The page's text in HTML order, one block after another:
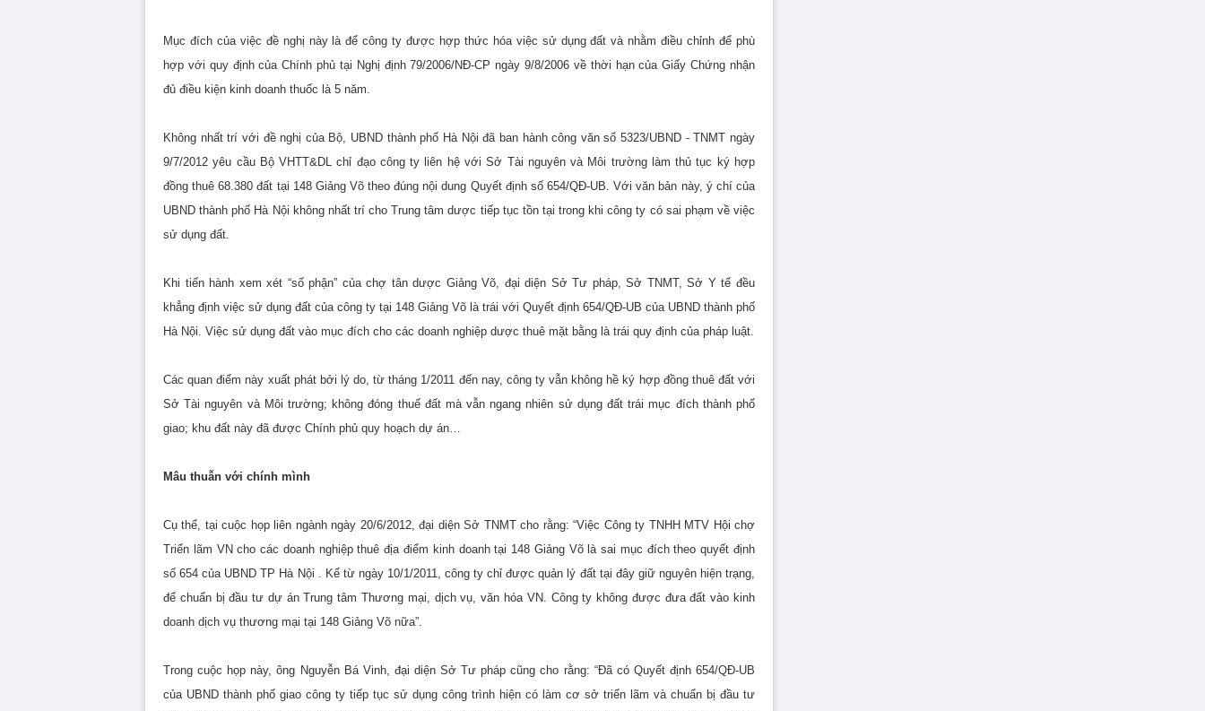
Mục đích của việc đề nghị này là để công ty được hợp thức hóa việc sử dụng đất và nhằm điều chỉnh để phù
hợp với quy định của Chính phủ tại Nghị định 79/2006/NĐ-CP ngày 9/8/2006 về thời hạn của Giấy Chứng nhận
đủ điều kiện kinh doanh thuốc là 5 năm.
Không nhất trí với đề nghị của Bộ, UBND thành phố Hà Nội đã ban hành công văn số 5323/UBND - TNMT ngày
9/7/2012 yêu cầu Bộ VHTT&DL chỉ đạo công ty liên hệ với Sở Tài nguyên và Môi trường làm thủ tục ký hợp
đồng thuê 68.380 đất tại 148 Giảng Võ theo đúng nội dung Quyết định số 654/QĐ-UB. Với văn bản này, ý chí của
UBND thành phố Hà Nội không nhất trí cho Trung tâm dược tiếp tục tồn tại trong khi công ty có sai phạm về việc
sử dụng đất.
Khi tiến hành xem xét “số phận” của chợ tân dược Giảng Võ, đại diện Sở Tư pháp, Sở TNMT, Sở Y tế đều
khẳng định việc sử dụng đất của công ty tại 148 Giảng Võ là trái với Quyết định 654/QĐ-UB của UBND thành phố
Hà Nội. Việc sử dụng đất vào mục đích cho các doanh nghiệp dược thuê mặt bằng là trái quy định của pháp luật.
Các quan điểm này xuất phát bởi lý do, từ tháng 1/2011 đến nay, công ty vẫn không hề ký hợp đồng thuê đất với
Sở Tài nguyên và Môi trường; không đóng thuế đất mà vẫn ngang nhiên sử dụng đất trái mục đích thành phố
giao; khu đất này đã được Chính phủ quy hoạch dự án…
Mâu thuẫn với chính mình
Cụ thể, tại cuộc họp liên ngành ngày 20/6/2012, đại diện Sở TNMT cho rằng: “Việc Công ty TNHH MTV Hội chợ
Triển lãm VN cho các doanh nghiệp thuê địa điểm kinh doanh tại 148 Giảng Võ là sai mục đích theo quyết định
số 654 của UBND TP Hà Nội . Kể từ ngày 10/1/2011, công ty chỉ được quản lý đất tại đây giữ nguyên hiện trạng,
để chuẩn bị đầu tư dự án Trung tâm Thương mại, dịch vụ, văn hóa VN. Công ty không được đưa đất vào kinh
doanh dịch vụ thương mại tại 148 Giảng Võ nữa”.
Trong cuộc họp này, ông Nguyễn Bá Vinh, đại diện Sở Tư pháp cũng cho rằng: “Đã có Quyết định 654/QĐ-UB
của UBND thành phố giao công ty tiếp tục sử dụng công trình hiện có làm cơ sở triển lãm và chuẩn bị đầu tư